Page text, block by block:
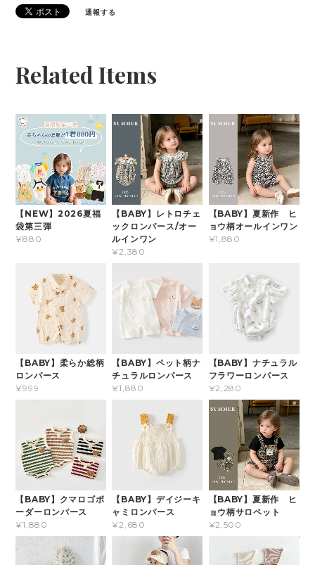
通報する
Related Items
【NEW】2026夏福
袋第三弾
¥880
【BABY】レトロチェ
ックロンパース/オー
ルインワン
¥2,380
【BABY】夏新作 ヒ
ョウ柄オールインワン
¥1,880
【BABY】柔らか総柄
ロンパース
¥999
【BABY】ペット柄ナ
チュラルロンパース
¥1,880
【BABY】ナチュラル
フラワーロンパース
¥2,280
【BABY】クマロゴボ
ーダーロンパース
¥1,880
【BABY】デイジーキ
ャミロンパース
¥2,680
【BABY】夏新作 ヒ
ョウ柄サロペット
¥2,500